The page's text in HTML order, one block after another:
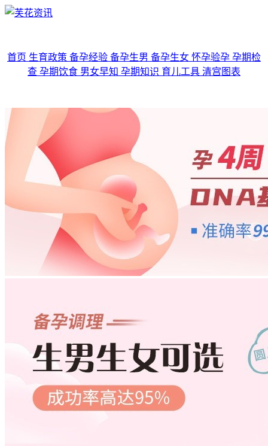
首页 生育政策 备孕经验 备孕生男 备孕生女 怀孕验孕 孕期检
查 孕期饮食 男女早知 孕期知识 育儿工具 清宫图表